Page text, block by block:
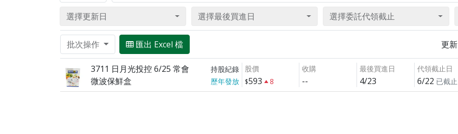
選擇更新日 選擇最後買進日 選擇委託代領截止
批次操作 匯出 Excel 檔 更新
3711 日月光投控 6/25 常會 持股紀錄
微波保鮮盒 歷年發放
股價
593 8
收購
--
最後買進日
4/23
代領截止日
6/22 已截止